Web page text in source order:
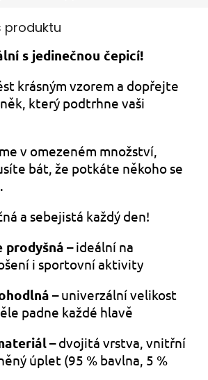
produktu
s jedinečnou čepicí!
krásným vzorem a dopřejte
který podtrhne vaši
v omezeném množství,
bát, že potkáte někoho se
a sebejistá každý den!
prodyšná – ideální na
i sportovní aktivity
– univerzální velikost
padne každé hlavě
– dvojitá vrstva, vnitřní
úplet (95 % bavlna, 5 %